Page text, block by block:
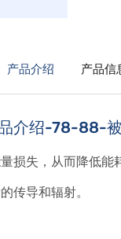
产品介绍 产品信
介绍-78-88-
失，从而降低能
传导和辐射。